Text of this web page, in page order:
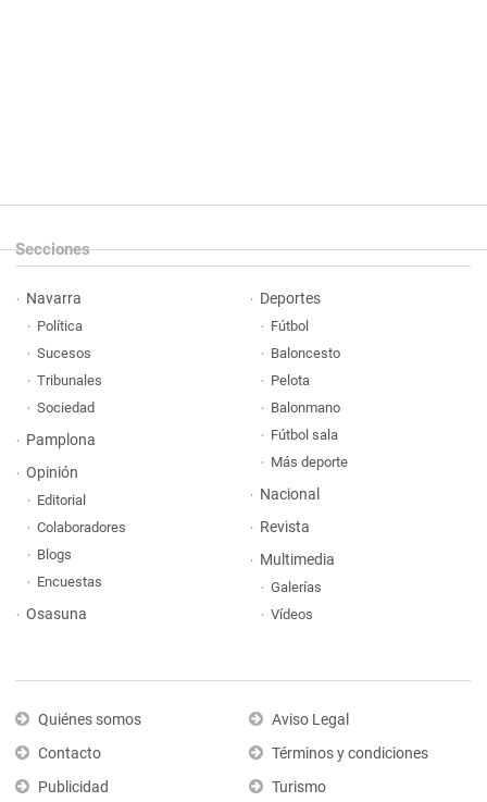
Secciones
Navarra
Política
Sucesos
Tribunales
Sociedad
Pamplona
Opinión
Editorial
Colaboradores
Blogs
Encuestas
Osasuna
Deportes
Fútbol
Baloncesto
Pelota
Balonmano
Fútbol sala
Más deporte
Nacional
Revista
Multimedia
Galerías
Vídeos
Quiénes somos
Contacto
Publicidad
Aviso Legal
Términos y condiciones
Turismo